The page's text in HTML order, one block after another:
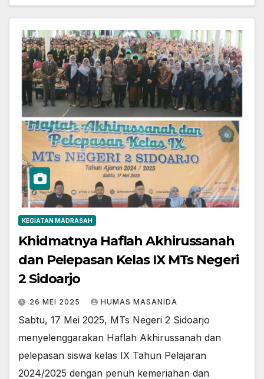
KEGIATAN MADRASAH
Khidmatnya Haflah Akhirussanah
dan Pelepasan Kelas IX MTs Negeri
2 Sidoarjo
26 MEI 2025 HUMAS MASANIDA
Sabtu, 17 Mei 2025, MTs Negeri 2 Sidoarjo
menyelenggarakan Haflah Akhirussanah dan
pelepasan siswa kelas IX Tahun Pelajaran
2024/2025 dengan penuh kemeriahan dan